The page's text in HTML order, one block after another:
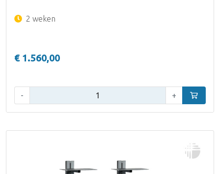
2 weken
€ 1.560,00
- + In